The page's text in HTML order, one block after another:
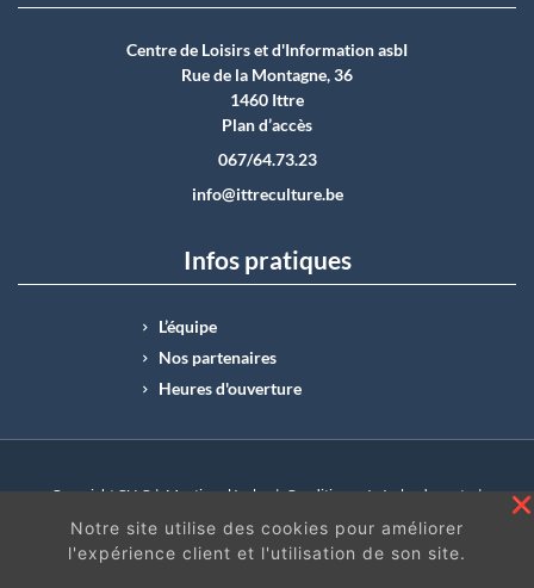
Centre de Loisirs et d'Information asbI
Rue de la Montagne, 36
1460 Ittre
Plan d’accès
067/64.73.23
info@ittreculture.be
Infos pratiques
L’équipe
Nos partenaires
Heures d'ouverture
Copyright CLI © | Mentions légales | Conditions générales de vente |
N°Entreprise : BE0414.742.009 |
BE50 0012 6285 4518
Notre site utilise des cookies pour améliorer
l'expérience client et l'utilisation de son site.